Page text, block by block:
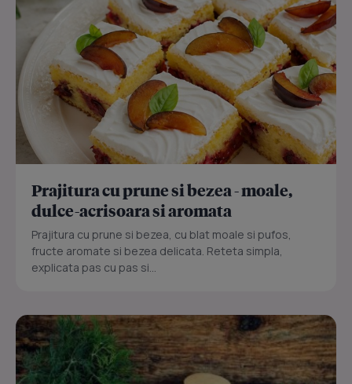
Prajitura cu prune si bezea - moale,
dulce-acrisoara si aromata
Prajitura cu prune si bezea, cu blat moale si pufos,
fructe aromate si bezea delicata. Reteta simpla,
explicata pas cu pas si...